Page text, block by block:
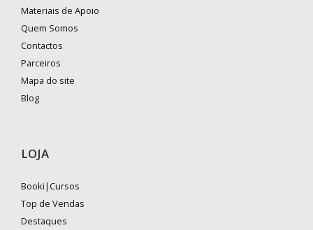
Materiais de Apoio
Quem Somos
Contactos
Parceiros
Mapa do site
Blog
LOJA
Booki|Cursos
Top de Vendas
Destaques